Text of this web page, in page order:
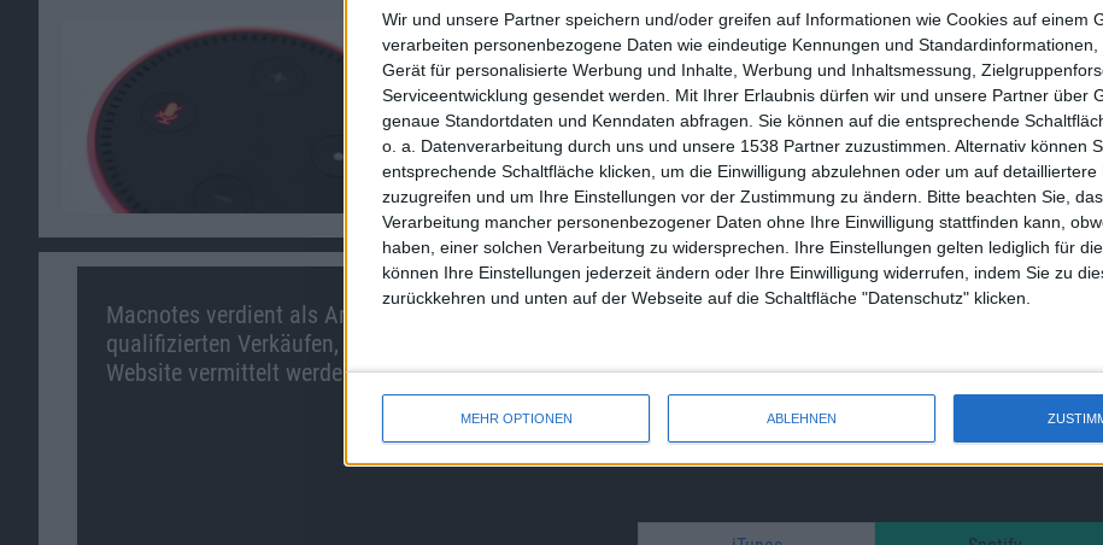
Wir und unsere Partner speichern und/oder greifen auf Informationen wie Cookies auf einem
verarbeiten personenbezogene Daten wie eindeutige Kennungen und Standardinformationen,
Gerät für personalisierte Werbung und Inhalte, Werbung und Inhaltsmessung,
Serviceentwicklung gesendet werden.
Mit Ihrer Erlaubnis dürfen wir und unsere Partner über
genaue Standortdaten und Kenndaten abfragen. Sie können auf die entsprechende
o. a. Datenverarbeitung durch uns und unsere 1538 Partner zuzustimmen. Alternativ können
entsprechende Schaltfläche klicken, um die Einwilligung abzulehnen oder um auf detailliertere
zuzugreifen und um Ihre Einstellungen vor der Zustimmung zu ändern.
Bitte beachten Sie,
Verarbeitung mancher personenbezogener Daten ohne Ihre Einwilligung stattfinden kann,
haben, einer solchen Verarbeitung zu widersprechen. Ihre Einstellungen gelten lediglich für
können Ihre Einstellungen jederzeit ändern oder Ihre Einwilligung widerrufen, indem Sie zu
zurückkehren und unten auf der Webseite auf die Schaltfläche "Datenschutz" klicken.
MEHR OPTIONEN ABLEHNEN
Macnotes verdient als Amazon-Partner an
qualifizierten Verkäufen, die über diese
Website vermittelt werden.